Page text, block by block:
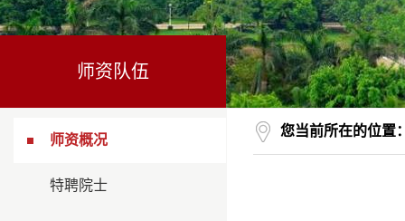
师资队伍
师资概况
特聘院士
您当前所在的位置